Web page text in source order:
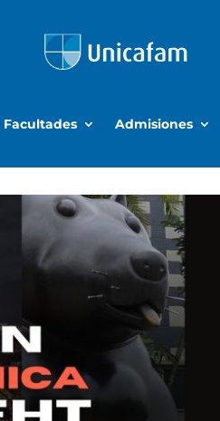
Facultades Admisiones